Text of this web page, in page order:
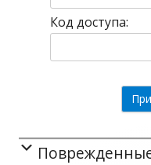
Код доступа: